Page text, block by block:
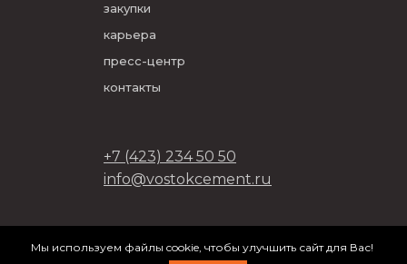
закупки
карьера
пресс-центр
контакты
+7 (423) 234 50 50
info@vostokcement.ru
разработано вDVIGA
Мы используем файлы cookie, чтобы улучшить сайт для Вас!